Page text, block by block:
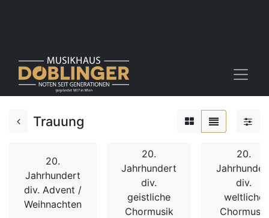
Trauung
20.
Jahrhundert
div. Advent /
Weihnachten
20.
Jahrhundert
div.
geistliche
Chormusik
20.
div.
weltliche
Chormusik